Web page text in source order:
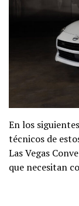
En los
técnicos de
Las Vegas
que necesitan